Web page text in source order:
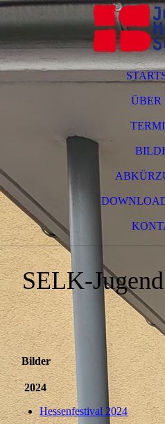
ÜBER
SELK-
Bilder
2024
Hessenfestival 2024